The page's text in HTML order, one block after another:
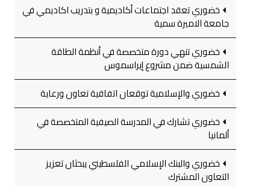
خضوري تعقد اجتماعات أكاديمية و بتدريب اكاديمي في
جامعة الاميرة سمية
خضوري تنهي دورة متخصصة في أنظمة الطاقة
الشمسية ضمن مشروع إيراسموس
خضوري والإسلامية توقعان اتفاقية تعاون ورعاية
خضوري تشارك في المدرسة الصيفية المتخصصة في
ألمانيا
خضوري والبنك الإسلامي الفلسطيني يبحثان تعزيز
التعاون المشترك